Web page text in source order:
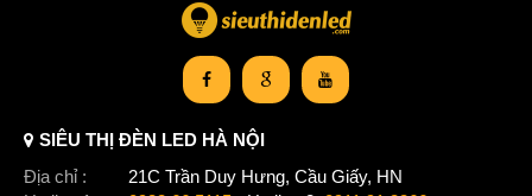
SIÊU THỊ ĐÈN LED HÀ NỘI
Địa chỉ :
21C Trần Duy Hưng, Cầu Giấy, HN